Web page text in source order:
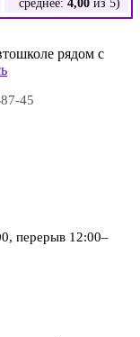
среднее: 4,00 из 5)
рядом с
45
перерыв 12:00–